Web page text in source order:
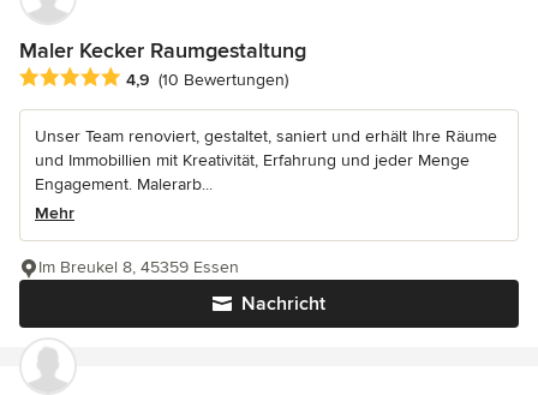
Maler Kecker Raumgestaltung
Durchschnittliche Bewertung: 4.9 von 5 Sternen
4,9 (10 Bewertungen)
Unser Team renoviert, gestaltet, saniert und erhält Ihre Räume
und Immobillien mit Kreativität, Erfahrung und jeder Menge
Engagement. Malerarb...
Mehr
Nachricht
Im Breukel 8, 45359 Essen